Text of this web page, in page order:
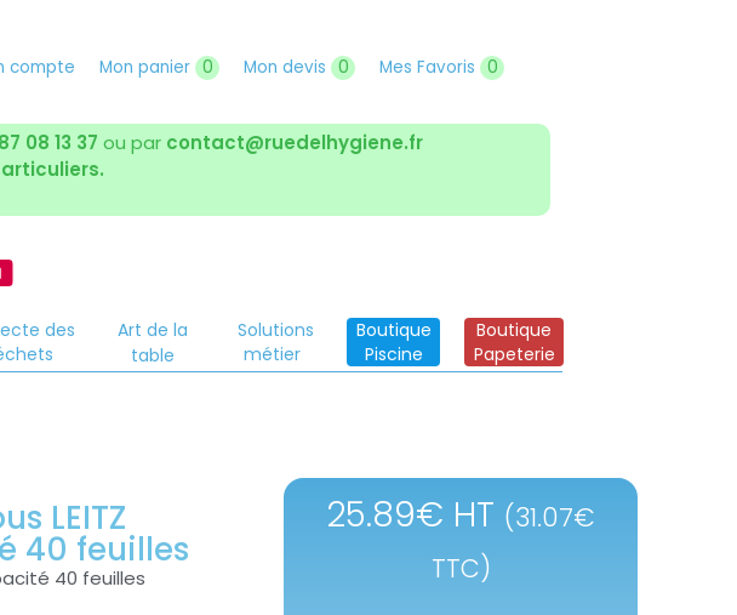
compte Mon panier 0 Mon devis 0 Mes Favoris 0
08 13 37 ou par contact@ruedelhygiene.fr
des
Art de la
table
Solutions
métier
Boutique
Piscine
Boutique
Papeterie
LEITZ
40 feuilles
40 feuilles
25.89€ HT (31.07€
TTC)